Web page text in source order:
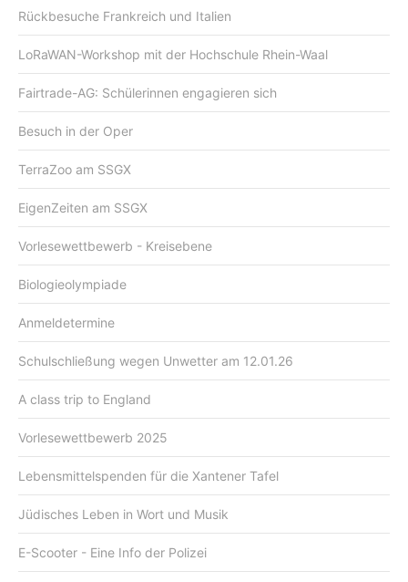
Rückbesuche Frankreich und Italien
LoRaWAN-Workshop mit der Hochschule Rhein-Waal
Fairtrade-AG: Schülerinnen engagieren sich
Besuch in der Oper
TerraZoo am SSGX
EigenZeiten am SSGX
Vorlesewettbewerb - Kreisebene
Biologieolympiade
Anmeldetermine
Schulschließung wegen Unwetter am 12.01.26
A class trip to England
Vorlesewettbewerb 2025
Lebensmittelspenden für die Xantener Tafel
Jüdisches Leben in Wort und Musik
E-Scooter - Eine Info der Polizei